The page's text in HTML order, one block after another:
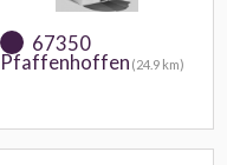
67350
Pfaffenhoffen (24.9 km)